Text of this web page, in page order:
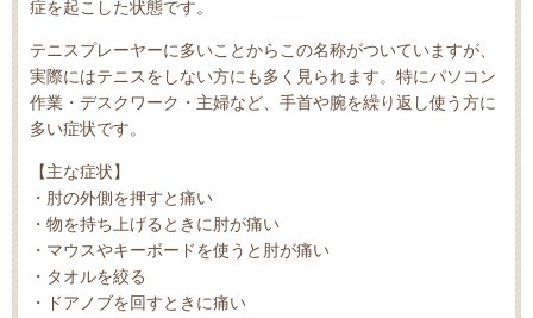
症を起こした状態です。
テニスプレーヤーに多いことからこの名称がついていますが、
実際にはテニスをしない方にも多く見られます。特にパソコン
作業・デスクワーク・主婦など、手首や腕を繰り返し使う方に
多い症状です。
【主な症状】
・肘の外側を押すと痛い
・物を持ち上げるときに肘が痛い
・マウスやキーボードを使うと肘が痛い
・タオルを絞る
・ドアノブを回すときに痛い